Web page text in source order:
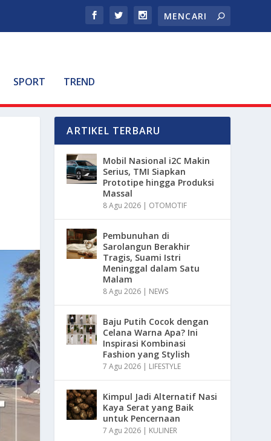
SPORT TREND
ARTIKEL TERBARU
Mobil Nasional i2C Makin
Serius, TMI Siapkan
Prototipe hingga Produksi
Massal
8 Agu 2026 | OTOMOTIF
Pembunuhan di
Sarolangun Berakhir
Tragis, Suami Istri
Meninggal dalam Satu
Malam
8 Agu 2026 | NEWS
Baju Putih Cocok dengan
Celana Warna Apa? Ini
Inspirasi Kombinasi
Fashion yang Stylish
7 Agu 2026 | LIFESTYLE
Kimpul Jadi Alternatif Nasi
Kaya Serat yang Baik
untuk Pencernaan
7 Agu 2026 | KULINER